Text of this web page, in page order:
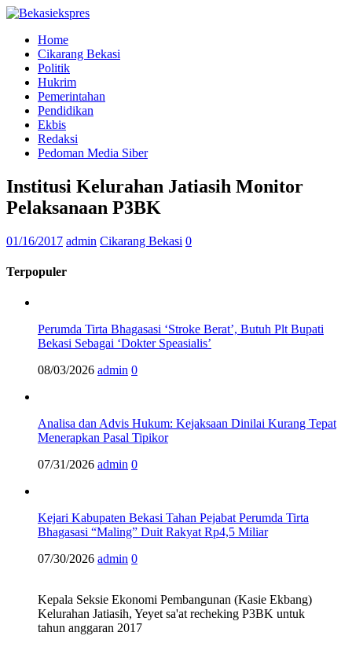
Home
Cikarang Bekasi
Politik
Hukrim
Pemerintahan
Pendidikan
Ekbis
Redaksi
Pedoman Media Siber
Institusi Kelurahan Jatiasih Monitor
Pelaksanaan P3BK
01/16/2017 admin Cikarang Bekasi 0
Terpopuler
Perumda Tirta Bhagasasi ‘Stroke Berat’, Butuh Plt Bupati
Bekasi Sebagai ‘Dokter Speasialis’
08/03/2026 admin 0
Analisa dan Advis Hukum: Kejaksaan Dinilai Kurang Tepat
Menerapkan Pasal Tipikor
07/31/2026 admin 0
Kejari Kabupaten Bekasi Tahan Pejabat Perumda Tirta
Bhagasasi “Maling” Duit Rakyat Rp4,5 Miliar
07/30/2026 admin 0
Kepala Seksie Ekonomi Pembangunan (Kasie Ekbang)
Kelurahan Jatiasih, Yeyet sa'at recheking P3BK untuk
tahun anggaran 2017